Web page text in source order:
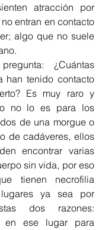
atracción por
entran en contacto
algo que no suele
¿Cuántas
han tenido contacto
Es muy raro y
no lo es para los
de una morgue o
de cadáveres, ellos
encontrar varias
sin vida, por eso
tienen necrofilia
ya sea por
dos razones:
en ese lugar para